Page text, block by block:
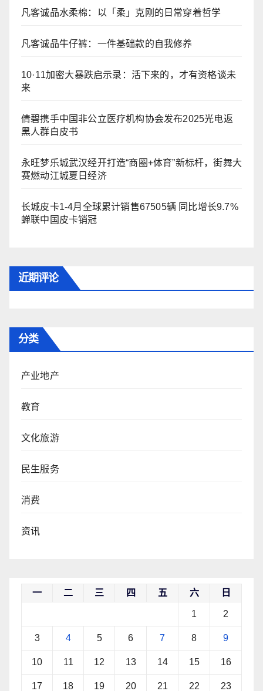
凡客诚品水柔棉：以「柔」克刚的日常穿着哲学
凡客诚品牛仔裤：一件基础款的自我修养
10·11加密大暴跌启示录：活下来的，才有资格谈未
来
倩碧携手中国非公立医疗机构协会发布2025光电返
黑人群白皮书
永旺梦乐城武汉经开打造“商圈+体育”新标杆，街舞大
赛燃动江城夏日经济
长城皮卡1-4月全球累计销售67505辆 同比增长9.7%
蝉联中国皮卡销冠
近期评论
分类
产业地产
教育
文化旅游
民生服务
消费
资讯
一 二 三 四 五 六 日
1 2
3 4 5 6 7 8 9
10 11 12 13 14 15 16
17 18 19 20 21 22 23